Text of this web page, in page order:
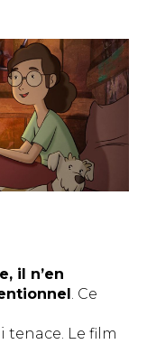
il n’en
. Ce
Le film